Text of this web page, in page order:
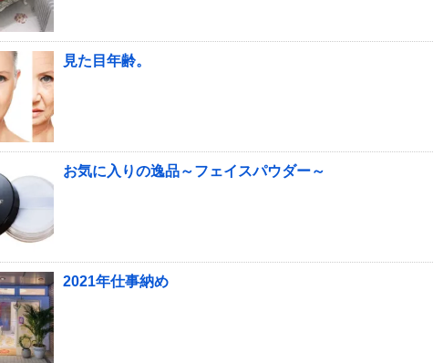
見た目年齢。
お気に入りの逸品～フェイスパウダー～
2021年仕事納め